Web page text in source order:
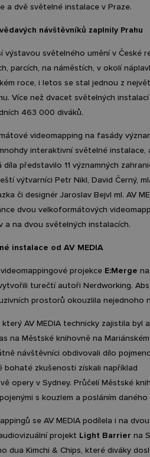
a dvě světelné instalace v Praze.
návštěvníků zaplnily Prahu
výstavou světelného umění v České
parcích, na náměstích, v okolí
roce, i letos se stal jednou z
Více než dvacet světelných
463 000 diváků.
videomapping na fasády
interaktivní světelné instalace,
představilo 11 významných
výtvarníci Petr Nikl, David Černý,
či designér Jaroslav Bejvl ml. AV
dvou velkoformátových
a na dvou světelných instalacích.
instalace od AV MEDIA
projekce E:Merge
turečtí autoři Nerdworking.
prostorů okouzlila nejednoho
AV MEDIA technicky zajistila byl
na Městské knihovně na
návštěvníci obdivovali dílo
zkušenosti získali například
opery v Sydney. Průčelí Městské
s kouzlem a posláním
se AV MEDIA podílela i na
projekt Light Barrier na
dua Kimchi & Chips, které diváky